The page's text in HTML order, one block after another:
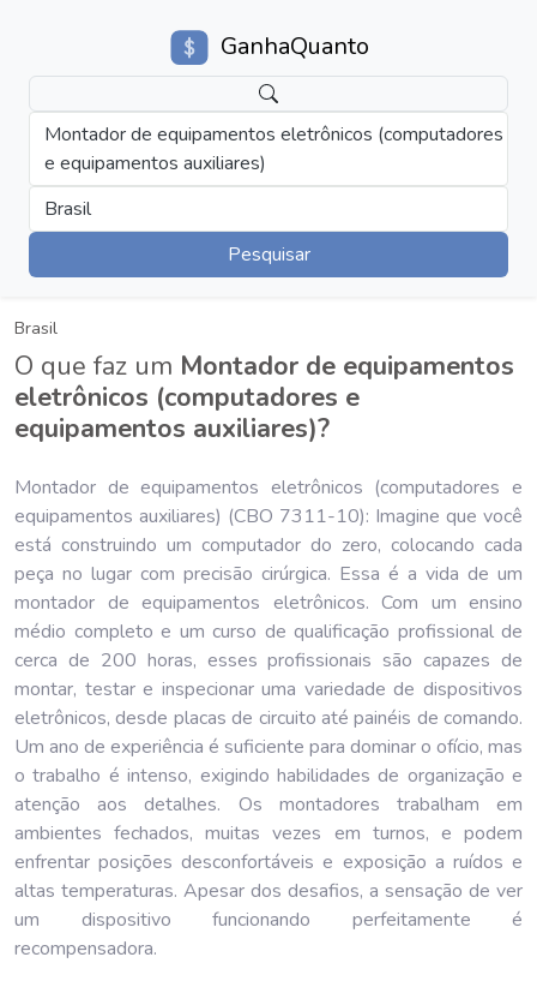
GanhaQuanto
Montador de equipamentos eletrônicos (computadores
e equipamentos auxiliares)
Brasil
Pesquisar
Brasil
O que faz um Montador de equipamentos
eletrônicos (computadores e
equipamentos auxiliares)?
Montador de equipamentos eletrônicos (computadores e
equipamentos auxiliares) (CBO 7311-10): Imagine que você
está construindo um computador do zero, colocando cada
peça no lugar com precisão cirúrgica. Essa é a vida de um
montador de equipamentos eletrônicos. Com um ensino
médio completo e um curso de qualificação profissional de
cerca de 200 horas, esses profissionais são capazes de
montar, testar e inspecionar uma variedade de dispositivos
eletrônicos, desde placas de circuito até painéis de comando.
Um ano de experiência é suficiente para dominar o ofício, mas
o trabalho é intenso, exigindo habilidades de organização e
atenção aos detalhes. Os montadores trabalham em
ambientes fechados, muitas vezes em turnos, e podem
enfrentar posições desconfortáveis e exposição a ruídos e
altas temperaturas. Apesar dos desafios, a sensação de ver
um dispositivo funcionando perfeitamente é
recompensadora.